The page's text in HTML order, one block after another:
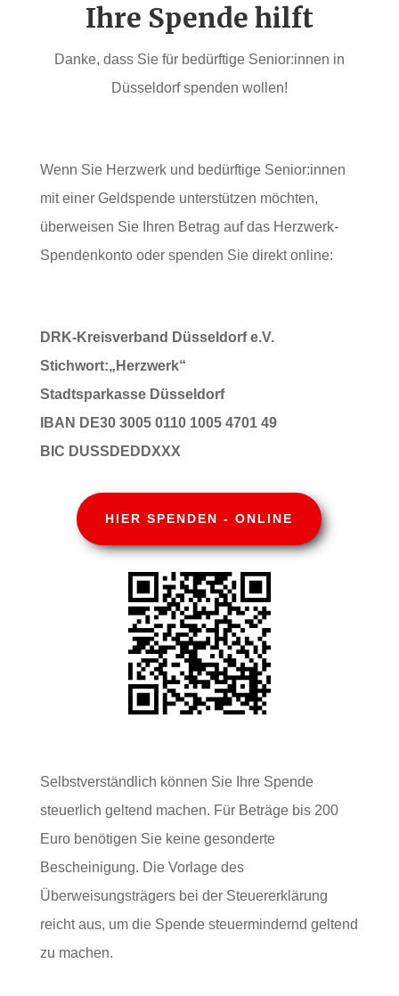
Ihre Spende hilft
Danke, dass Sie für bedürftige Senior:innen in
Düsseldorf spenden wollen!
Wenn Sie Herzwerk und bedürftige Senior:innen
mit einer Geldspende unterstützen möchten,
überweisen Sie Ihren Betrag auf das Herzwerk-
Spendenkonto oder spenden Sie direkt online:
DRK-Kreisverband Düsseldorf e.V.
Stichwort:„Herzwerk“
Stadtsparkasse Düsseldorf
IBAN DE30 3005 0110 1005 4701 49
BIC DUSSDEDDXXX
HIER SPENDEN - ONLINE
Selbstverständlich können Sie Ihre Spende
steuerlich geltend machen. Für Beträge bis 200
Euro benötigen Sie keine gesonderte
Bescheinigung. Die Vorlage des
Überweisungsträgers bei der Steuererklärung
reicht aus, um die Spende steuermindernd geltend
zu machen.